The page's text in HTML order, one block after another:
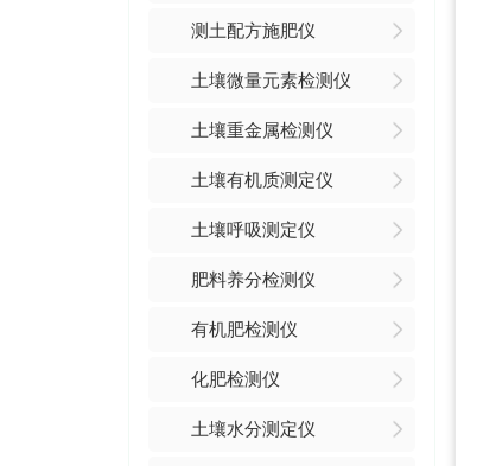
测土配方施肥仪
土壤微量元素检测仪
土壤重金属检测仪
土壤有机质测定仪
土壤呼吸测定仪
肥料养分检测仪
有机肥检测仪
化肥检测仪
土壤水分测定仪